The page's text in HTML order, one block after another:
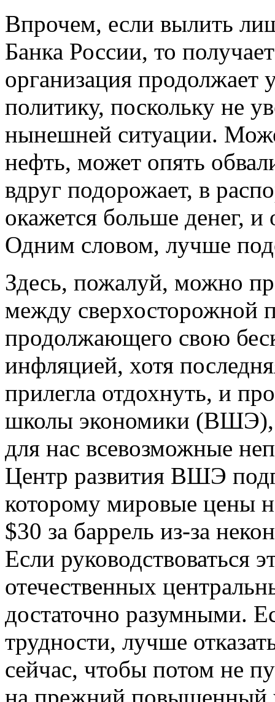
Впрочем, если вылить
Банка России, то
организация
политику, поскольку не
нынешней ситуации.
нефть, может опять
вдруг подорожает, в
окажется больше денег, и
Одним словом, лучше
Здесь, пожалуй, можно
между сверхосторожной
продолжающего свою
инфляцией, хотя
прилегла отдохнуть, и
школы экономики (ВШЭ),
для нас всевозможные
Центр развития ВШЭ
которому мировые цены
$30 за баррель из-за
Если руководствоваться
отечественных
достаточно разумными.
трудности, лучше
сейчас, чтобы потом не
на прежний повышенный